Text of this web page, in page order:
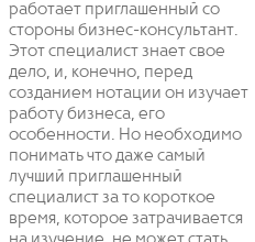
работает приглашенный со
стороны бизнес-консультант.
Этот специалист знает свое
дело, и, конечно, перед
созданием нотации он изучает
работу бизнеса, его
особенности. Но необходимо
понимать что даже самый
лучший приглашенный
специалист за то короткое
время, которое затрачивается